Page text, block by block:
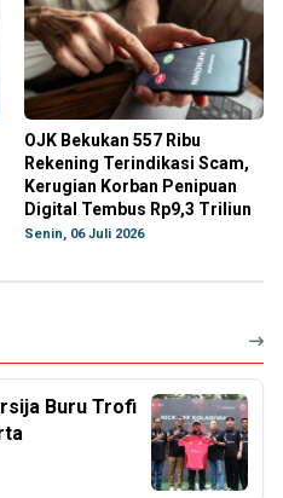
OJK Bekukan 557 Ribu
Rekening Terindikasi Scam,
Kerugian Korban Penipuan
Digital Tembus Rp9,3 Triliun
Senin, 06 Juli 2026
Buru Trofi